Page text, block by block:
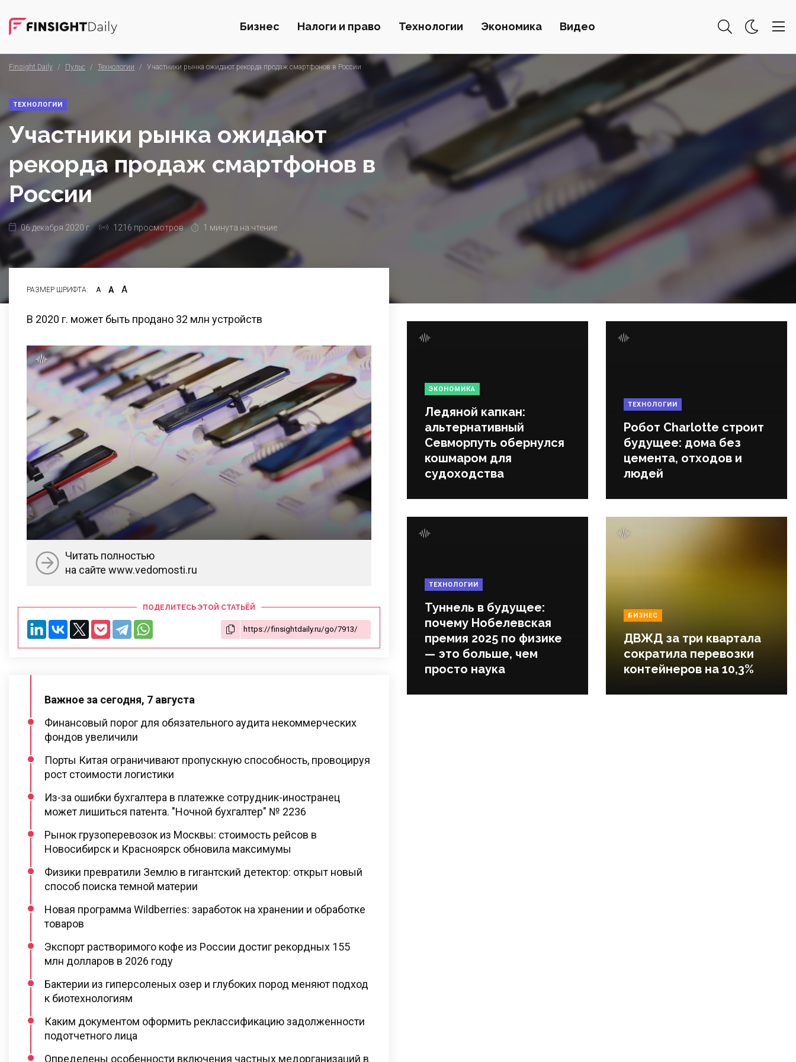
Бизнес Налоги и право Технологии Экономика Видео
Finsight Daily / Пульс / Технологии / Участники рынка ожидают рекорда продаж смартфонов в России
ТЕХНОЛОГИИ
Участники рынка ожидают
рекорда продаж смартфонов в
России
06 декабря 2020 г. 1216 просмотров 1 минута на чтение
РАЗМЕР ШРИФТА: А А А
В 2020 г. может быть продано 32 млн устройств
Читать полностью
на сайте www.vedomosti.ru
ПОДЕЛИТЕСЬ ЭТОЙ СТАТЬЁЙ
Важное за сегодня, 7 августа
Финансовый порог для обязательного аудита некоммерческих
фондов увеличили
Порты Китая ограничивают пропускную способность, провоцируя
рост стоимости логистики
Из-за ошибки бухгалтера в платежке сотрудник-иностранец
может лишиться патента. "Ночной бухгалтер" № 2236
Рынок грузоперевозок из Москвы: стоимость рейсов в
Новосибирск и Красноярск обновила максимумы
Физики превратили Землю в гигантский детектор: открыт новый
способ поиска темной материи
Новая программа Wildberries: заработок на хранении и обработке
товаров
Экспорт растворимого кофе из России достиг рекордных 155
млн долларов в 2026 году
Бактерии из гиперсоленых озер и глубоких пород меняют подход
к биотехнологиям
Каким документом оформить реклассификацию задолженности
подотчетного лица
Определены особенности включения частных медорганизаций в
ЭКОНОМИКА
Ледяной капкан:
альтернативный
Севморпуть обернулся
кошмаром для
судоходства
ТЕХНОЛОГИИ
Робот Charlotte строит
будущее: дома без
цемента, отходов и
людей
ТЕХНОЛОГИИ
Туннель в будущее:
почему Нобелевская
премия 2025 по физике
— это больше, чем
просто наука
БИЗНЕС
ДВЖД за три квартала
сократила перевозки
контейнеров на 10,3%